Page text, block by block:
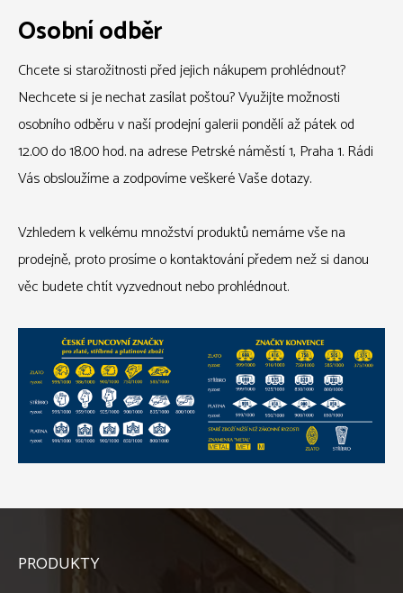
Osobní odběr
Chcete si starožitnosti před jejich nákupem prohlédnout?
Nechcete si je nechat zasílat poštou? Využijte možnosti
osobního odběru v naší prodejní galerii pondělí až pátek od
12.00 do 18.00 hod. na adrese Petrské náměstí 1, Praha 1. Rádi
Vás obsloužíme a zodpovíme veškeré Vaše dotazy.
Vzhledem k velkému množství produktů nemáme vše na
prodejně, proto prosíme o kontaktování předem než si danou
věc budete chtít vyzvednout nebo prohlédnout.
PRODUKTY